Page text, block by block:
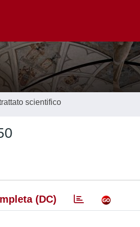
scientifico
(DC)